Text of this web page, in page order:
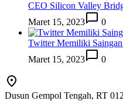
CEO Silicon Valley
Maret 15, 2023
0
Twitter Memiliki
Maret 15, 2023
0
Dusun Gempol Tengah, RT